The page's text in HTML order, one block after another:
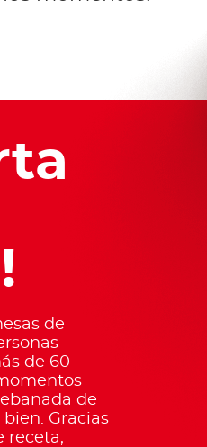
!
de
de 60
de
Gracias
receta,